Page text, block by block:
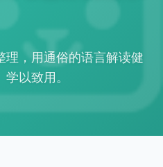
理，用通俗的语言解读健
以致用。